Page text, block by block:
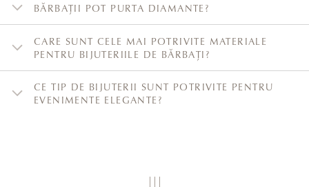
BĂRBAȚII POT PURTA DIAMANTE?
CARE SUNT CELE MAI POTRIVITE MATERIALE
PENTRU BIJUTERIILE DE BĂRBAȚI?
CE TIP DE BIJUTERII SUNT POTRIVITE PENTRU
EVENIMENTE ELEGANTE?